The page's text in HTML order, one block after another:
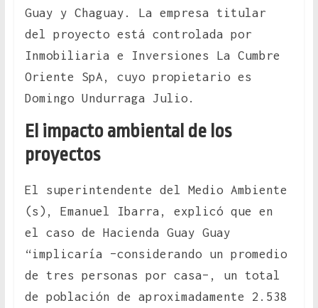
Guay y Chaguay. La empresa titular
del proyecto está controlada por
Inmobiliaria e Inversiones La Cumbre
Oriente SpA, cuyo propietario es
Domingo Undurraga Julio.
El impacto ambiental de los
proyectos
El superintendente del Medio Ambiente
(s), Emanuel Ibarra, explicó que en
el caso de Hacienda Guay Guay
“implicaría –considerando un promedio
de tres personas por casa–, un total
de población de aproximadamente 2.538